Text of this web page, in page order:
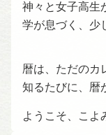
神々と女子高生
学が息づく、少
暦は、ただのカ
知るたびに、暦
ようこそ、こよ